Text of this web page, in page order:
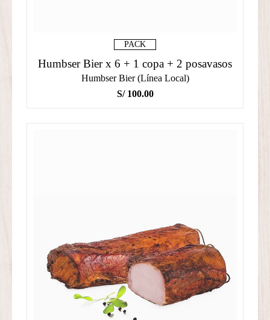
PACK
Humbser Bier x 6 + 1 copa + 2 posavasos
Humbser Bier (Línea Local)
S/100.00